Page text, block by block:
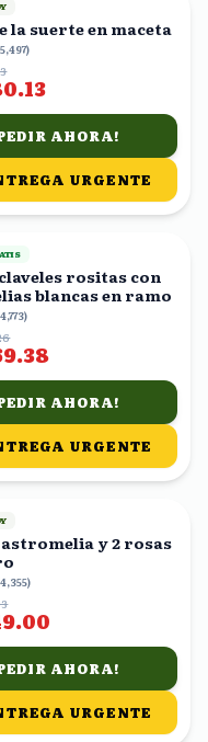
la suerte en maceta
5,497)
AHORA!
URGENTE
rositas con
blancas en ramo
4,773)
AHORA!
URGENTE
y 2 rosas
4,355)
AHORA!
URGENTE